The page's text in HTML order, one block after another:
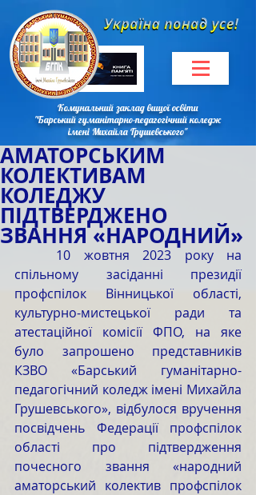
Комунальний заклад вищої освіти
"Барський гуманітарно-педагогічний коледж
імені Михайла Грушевського"
АМАТОРСЬКИМ
КОЛЕКТИВАМ
КОЛЕДЖУ
ПІДТВЕРДЖЕНО
ЗВАННЯ «НАРОДНИЙ»
спільному засіданні президії
профспілок Вінницької області,
культурно-мистецької ради та
атестаційної комісії ФПО, на яке
було запрошено представників
КЗВО «Барський гуманітарно-
педагогічний коледж імені Михайла
Грушевського», відбулося вручення
посвідчень Федерації профспілок
області про підтвердження
почесного звання «народний
аматорський колектив профспілок